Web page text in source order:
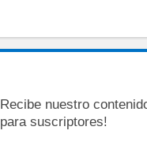
Recibe nuestro
para suscriptores!